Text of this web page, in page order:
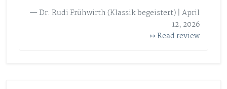
— Dr. Rudi Frühwirth (Klassik begeistert) | April
12, 2026
↣ Read review